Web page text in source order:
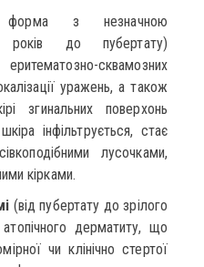
форма з незначною
років до пубертату)
сквамозних
уражень, а також
згинальних поверхонь
інфільтрується, стає
лусочками,
кірками.
(від пубертату до зрілого
дерматиту, що
чи клінічно стертої